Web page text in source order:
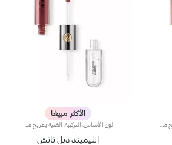
الأكثر مبيعًا
أنليميتد دبل تاتش